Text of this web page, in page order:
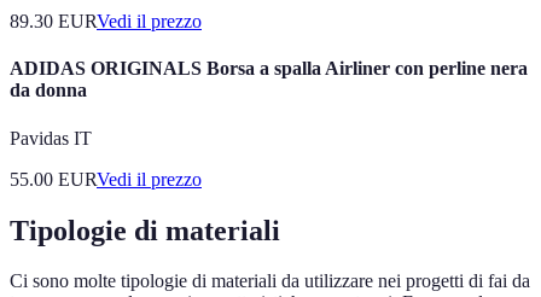
89.30 EURVedi il prezzo
ADIDAS ORIGINALS Borsa a spalla Airliner con perline nera
da donna
Pavidas IT
55.00 EURVedi il prezzo
Tipologie di materiali
Ci sono molte tipologie di materiali da utilizzare nei progetti di fai da